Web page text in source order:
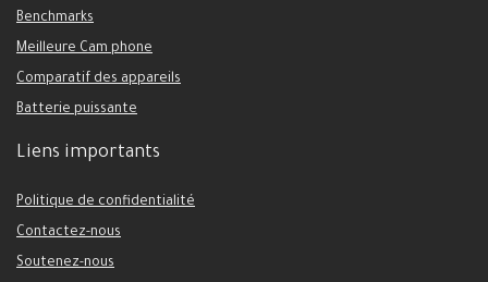
Benchmarks
Meilleure Cam phone
Comparatif des appareils
Batterie puissante
Liens importants
Politique de confidentialité
Contactez-nous
Soutenez-nous